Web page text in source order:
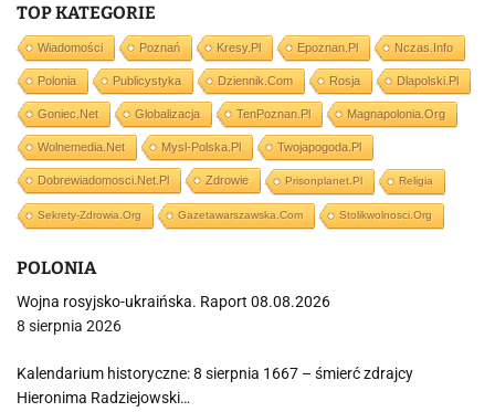
TOP KATEGORIE
Wiadomości Poznań Kresy.pl Epoznan.pl Nczas.info
Polonia Publicystyka Dziennik.com Rosja Dlapolski.pl
Goniec.net Globalizacja TenPoznan.pl Magnapolonia.org
Wolnemedia.net Mysl-Polska.pl Twojapogoda.pl
Dobrewiadomosci.net.pl Zdrowie Prisonplanet.pl Religia
Sekrety-Zdrowia.org Gazetawarszawska.com Stolikwolnosci.org
POLONIA
Wojna rosyjsko-ukraińska. Raport 08.08.2026
8 sierpnia 2026
Kalendarium historyczne: 8 sierpnia 1667 – śmierć zdrajcy
Hieronima Radziejowski…